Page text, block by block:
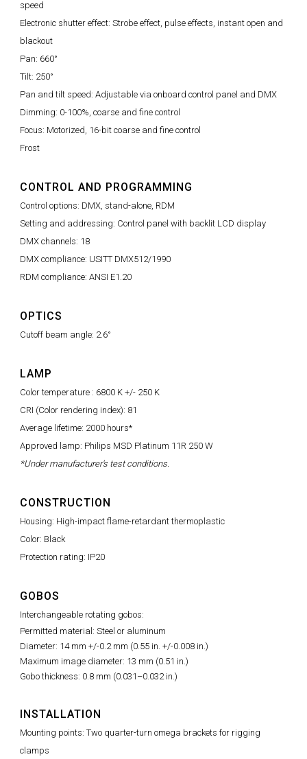
speed
Electronic shutter effect: Strobe effect, pulse effects, instant open and
blackout
Pan: 660°
Tilt: 250°
Pan and tilt speed: Adjustable via onboard control panel and DMX
Dimming: 0-100%, coarse and fine control
Focus: Motorized, 16-bit coarse and fine control
Frost
CONTROL AND PROGRAMMING
Control options: DMX, stand-alone, RDM
Setting and addressing: Control panel with backlit LCD display
DMX channels: 18
DMX compliance: USITT DMX512/1990
RDM compliance: ANSI E1.20
OPTICS
Cutoff beam angle: 2.6°
LAMP
Color temperature : 6800 K +/- 250 K
CRI (Color rendering index): 81
Average lifetime: 2000 hours*
Approved lamp: Philips MSD Platinum 11R 250 W
*Under manufacturer's test conditions.
CONSTRUCTION
Housing: High-impact flame-retardant thermoplastic
Color: Black
Protection rating: IP20
GOBOS
Interchangeable rotating gobos:
Permitted material: Steel or aluminum
Diameter: 14 mm +/-0.2 mm (0.55 in. +/-0.008 in.)
Maximum image diameter: 13 mm (0.51 in.)
Gobo thickness: 0.8 mm (0.031–0.032 in.)
INSTALLATION
Mounting points: Two quarter-turn omega brackets for rigging
clamps